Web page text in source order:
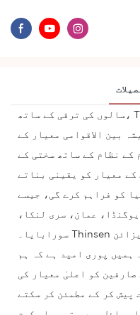
سالوں کی ترقی کے ساتھ، Thinsen اب لپ اسٹک کی صنعت میں
بین الاقوامی معیار کے
کے نظام کے ساتھ سختی کے
معیار کو یقینی بناتے
کو فراہم کرے گی، جیسے
عمان، سری لنکا،
سورابایا۔ Thinsen کو ڈیزائن، R&D، مینوفیکچرنگ، اور
ہمیں پوری امید ہے کہ ہم
کو اعلیٰ معیار کی
پیش کر کے مطمئن کر سکتے